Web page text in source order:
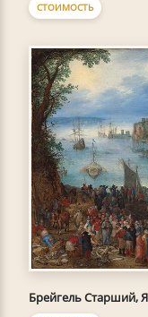
СТОИМОСТЬ
Брейгель Старший,